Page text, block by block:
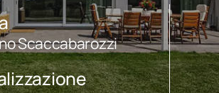
Scaccabarozzi